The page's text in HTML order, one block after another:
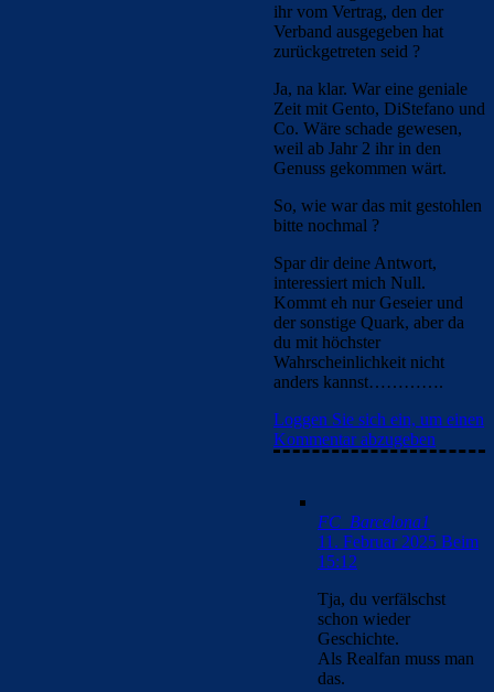
ihr vom Vertrag, den der
Verband ausgegeben hat
zurückgetreten seid ?
Ja, na klar. War eine geniale
Zeit mit Gento, DiStefano und
Co. Wäre schade gewesen,
weil ab Jahr 2 ihr in den
Genuss gekommen wärt.
So, wie war das mit gestohlen
bitte nochmal ?
Spar dir deine Antwort,
interessiert mich Null.
Kommt eh nur Geseier und
der sonstige Quark, aber da
du mit höchster
Wahrscheinlichkeit nicht
anders kannst………….
Loggen Sie sich ein, um einen
Kommentar abzugeben
FC_Barcelona1
11. Februar 2025 Beim
15:12
Tja, du verfälschst
schon wieder
Geschichte.
Als Realfan muss man
das.